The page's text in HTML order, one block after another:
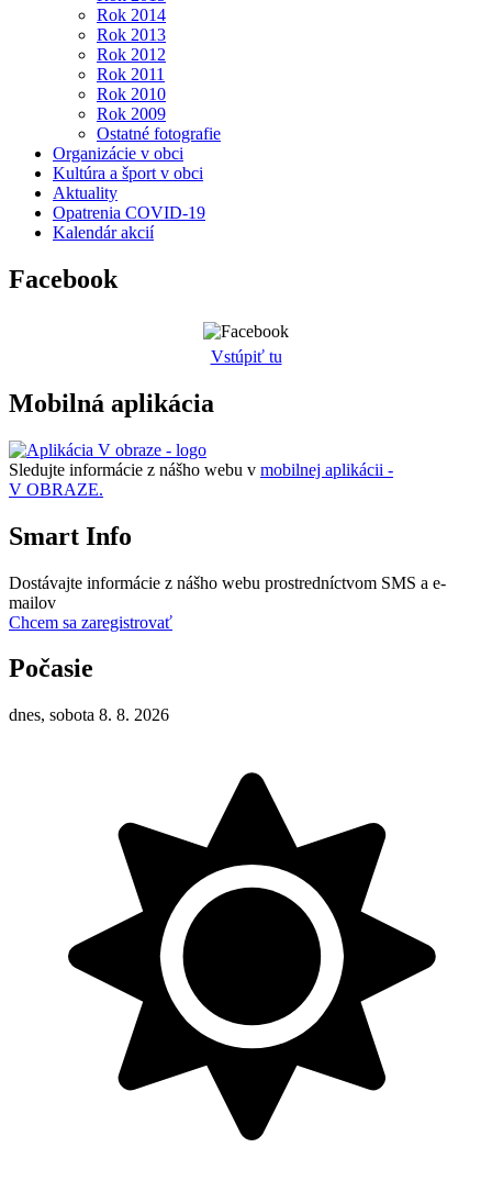
Rok 2014
Rok 2013
Rok 2012
Rok 2011
Rok 2010
Rok 2009
Ostatné fotografie
Organizácie v obci
Kultúra a šport v obci
Aktuality
Opatrenia COVID-19
Kalendár akcií
Facebook
Vstúpiť tu
Mobilná aplikácia
Sledujte informácie z nášho webu v mobilnej aplikácii -
V OBRAZE.
Smart Info
Dostávajte informácie z nášho webu prostredníctvom SMS a e-
mailov
Chcem sa zaregistrovať
Počasie
dnes, sobota 8. 8. 2026